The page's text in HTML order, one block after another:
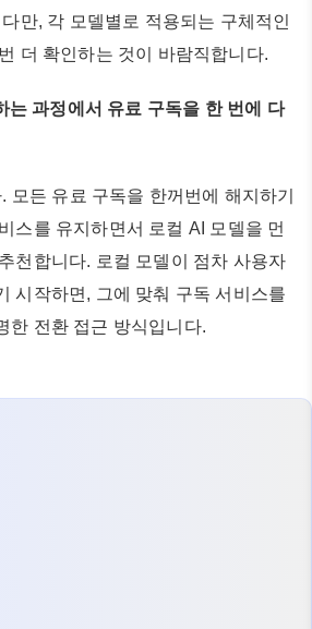
만, 각 모델별로 적용되는 구체적인
더 확인하는 것이 바람직합니다.
는 과정에서 유료 구독을 한 번에 다
모든 유료 구독을 한꺼번에 해지하기
스를 유지하면서 로컬 AI 모델을 먼
천합니다. 로컬 모델이 점차 사용자
시작하면, 그에 맞춰 구독 서비스를
한 전환 접근 방식입니다.